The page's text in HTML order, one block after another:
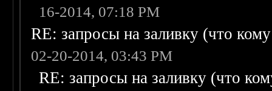
16-2014, 07:18 PM
RE: запросы на заливку (что
02-20-2014, 03:43 PM
RE: запросы на заливку (что